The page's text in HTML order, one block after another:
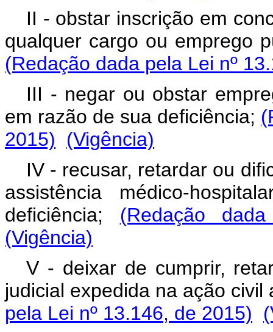
II - obstar inscrição em
qualquer cargo ou emprego
(Redação dada pela Lei nº
III - negar ou obstar
em razão de sua deficiência;
2015)
(Vigência)
IV - recusar, retardar ou
assistência médico-
deficiência; (Redação
(Vigência)
V - deixar de cumprir,
judicial expedida na ação
pela Lei nº 13.146, de 2015)